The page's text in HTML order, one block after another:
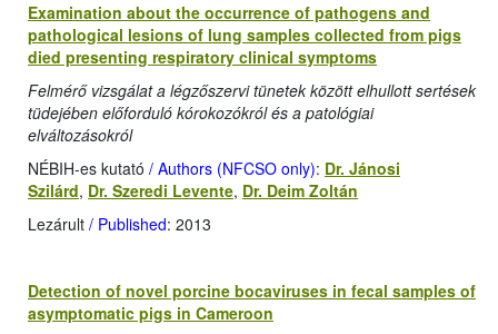
Examination about the occurrence of pathogens and
pathological lesions of lung samples collected from pigs
died presenting respiratory clinical symptoms
Felmérő vizsgálat a légzőszervi tünetek között elhullott sertések
tüdejében előforduló kórokozókról és a patológiai
elváltozásokról
NÉBIH-es kutató / Authors (NFCSO only): Dr. Jánosi
Szilárd, Dr. Szeredi Levente, Dr. Deim Zoltán
Lezárult / Published: 2013
Detection of novel porcine bocaviruses in fecal samples of
asymptomatic pigs in Cameroon